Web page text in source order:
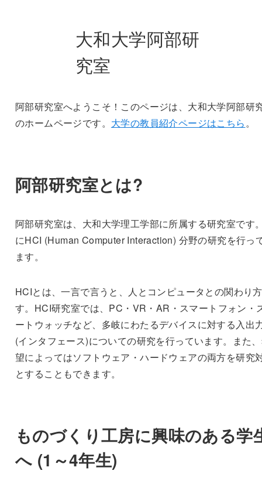
大和大学阿部研
究室
阿部研究室へようこそ！このページは、大和大学阿部研
のホームページです。 大学の教員紹介ページはこちら 。
阿部研究室とは?
阿部研究室は、大和大学理工学部に所属する研究室です
にHCI (Human Computer Interaction) 分野の研究を行っ
ます。
HCIとは、一言で言うと、人とコンピュータとの関わり
す。HCI研究室では、PC・VR・AR・スマートフォン・
ートウォッチなど、多岐にわたるデバイスに対する入出
(インタフェース)についての研究を行っています。また
望によってはソフトウェア・ハードウェアの両方を研究
とすることもできます。
ものづくり工房に興味のある学
へ (1～4年生)